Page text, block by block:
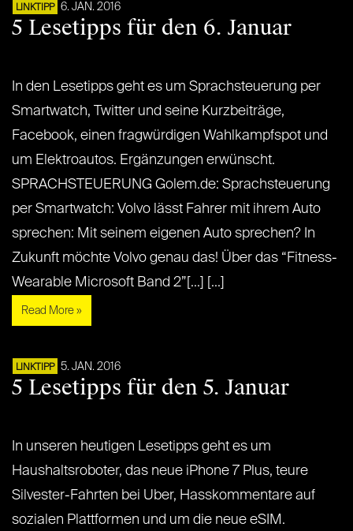
LINKTIPP 6. JAN. 2016
5 Lesetipps für den 6. Januar
In den Lesetipps geht es um Sprachsteuerung per
Smartwatch, Twitter und seine Kurzbeiträge,
Facebook, einen fragwürdigen Wahlkampfspot und
um Elektroautos. Ergänzungen erwünscht.
SPRACHSTEUERUNG Golem.de: Sprachsteuerung
per Smartwatch: Volvo lässt Fahrer mit ihrem Auto
sprechen: Mit seinem eigenen Auto sprechen? In
Zukunft möchte Volvo genau das! Über das “Fitness-
Wearable Microsoft Band 2”[...] [...]
Read More »
LINKTIPP 5. JAN. 2016
5 Lesetipps für den 5. Januar
In unseren heutigen Lesetipps geht es um
Haushaltsroboter, das neue iPhone 7 Plus, teure
Silvester-Fahrten bei Uber, Hasskommentare auf
sozialen Plattformen und um die neue eSIM.